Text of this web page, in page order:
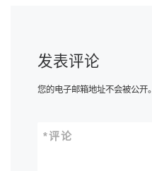
发表评论
您的电子邮箱地址不会被公开。
评论
*